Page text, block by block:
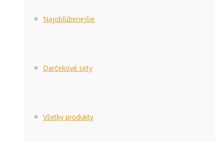
Najobľúbenejšie
Darčekové sety
Všetky produkty